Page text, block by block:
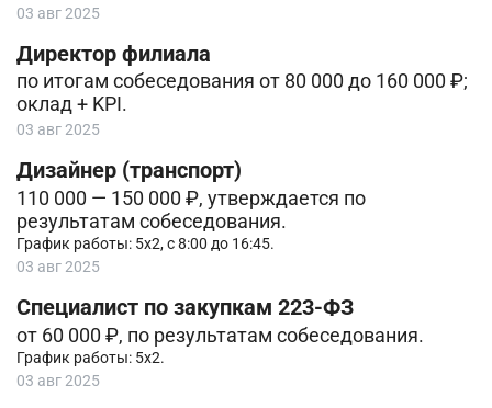
03 авг 2025
Директор филиала
по итогам собеседования от 80 000 до 160 000 ₽;
оклад + KPI.
03 авг 2025
Дизайнер (транспорт)
110 000 — 150 000 ₽, утверждается по
результатам собеседования.
График работы: 5х2, с 8:00 до 16:45.
03 авг 2025
Специалист по закупкам 223-ФЗ
от 60 000 ₽, по результатам собеседования.
График работы: 5х2.
03 авг 2025